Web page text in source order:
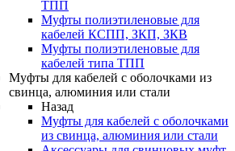
ТПП
Муфты полиэтиленовые для
кабелей КСПП, ЗКП, ЗКВ
Муфты полиэтиленовые для
кабелей типа ТПП
Муфты для кабелей с оболочками из
свинца, алюминия или стали
Назад
Муфты для кабелей с оболочками
из свинца, алюминия или стали